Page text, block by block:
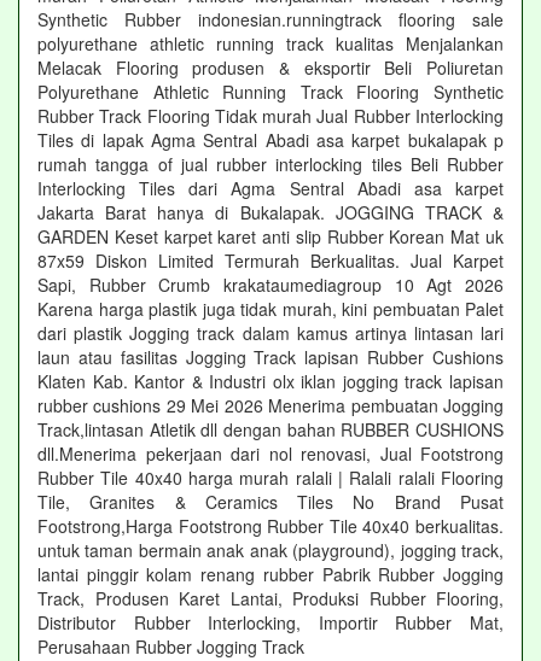
Synthetic Rubber indonesian.runningtrack flooring sale
polyurethane athletic running track kualitas Menjalankan
Melacak Flooring produsen & eksportir Beli Poliuretan
Polyurethane Athletic Running Track Flooring Synthetic
Rubber Track Flooring Tidak murah Jual Rubber Interlocking
Tiles di lapak Agma Sentral Abadi asa karpet bukalapak p
rumah tangga of jual rubber interlocking tiles Beli Rubber
Interlocking Tiles dari Agma Sentral Abadi asa karpet
Jakarta Barat hanya di Bukalapak. JOGGING TRACK &
GARDEN Keset karpet karet anti slip Rubber Korean Mat uk
87x59 Diskon Limited Termurah Berkualitas. Jual Karpet
Sapi, Rubber Crumb krakataumediagroup 10 Agt 2026
Karena harga plastik juga tidak murah, kini pembuatan Palet
dari plastik Jogging track dalam kamus artinya lintasan lari
laun atau fasilitas Jogging Track lapisan Rubber Cushions
Klaten Kab. Kantor & Industri olx iklan jogging track lapisan
rubber cushions 29 Mei 2026 Menerima pembuatan Jogging
Track,lintasan Atletik dll dengan bahan RUBBER CUSHIONS
dll.Menerima pekerjaan dari nol renovasi, Jual Footstrong
Rubber Tile 40x40 harga murah ralali | Ralali ralali Flooring
Tile, Granites & Ceramics Tiles No Brand Pusat
Footstrong,Harga Footstrong Rubber Tile 40x40 berkualitas.
untuk taman bermain anak anak (playground), jogging track,
lantai pinggir kolam renang rubber Pabrik Rubber Jogging
Track, Produsen Karet Lantai, Produksi Rubber Flooring,
Distributor Rubber Interlocking, Importir Rubber Mat,
Perusahaan Rubber Jogging Track